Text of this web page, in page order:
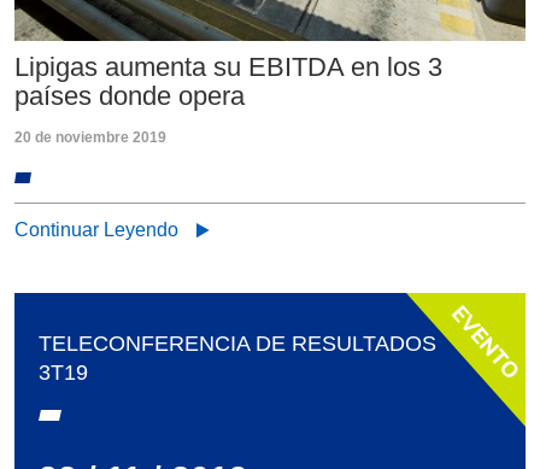
Lipigas aumenta su EBITDA en los 3
países donde opera
20 de noviembre 2019
Continuar Leyendo
TELECONFERENCIA DE RESULTADOS
3T19